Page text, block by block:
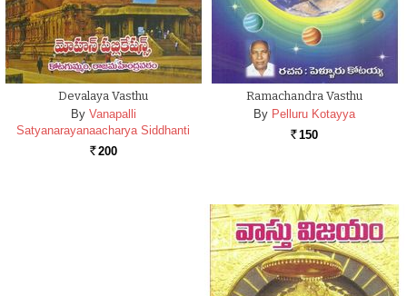
Devalaya Vasthu
By Vanapalli
Satyanarayanaacharya Siddhanti
Rs. 200
Ramachandra Vasthu
By Pelluru Kotayya
Rs. 150